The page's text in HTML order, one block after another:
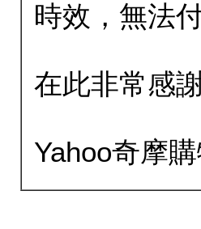
時效，無法
在此非常感
Yahoo奇摩